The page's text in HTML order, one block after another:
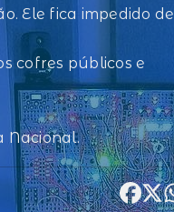
Ele fica impedido de
cofres públicos e
Nacional.